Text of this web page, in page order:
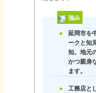
強み
延岡市を
ークと知
知。地元
かつ親身
ます。
工務店と